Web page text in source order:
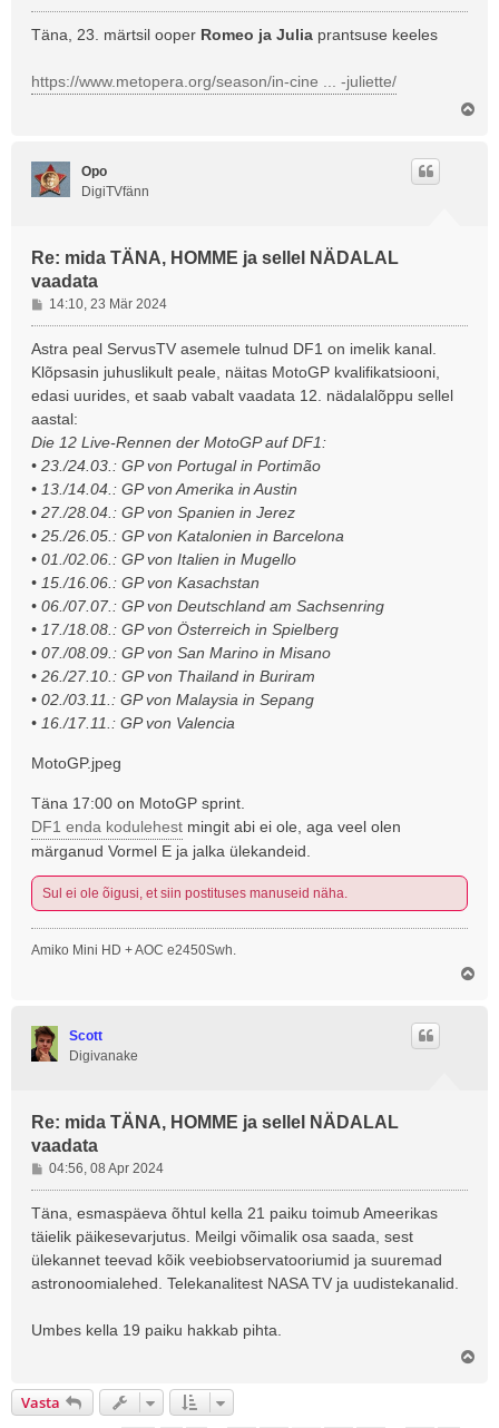
o
s
t
Täna, 23. märtsil ooper Romeo ja Julia prantsuse keeles
https://www.metopera.org/season/in-cine ... -juliette/
Opo
DigiTVfänn
Re: mida TÄNA, HOMME ja sellel NÄDALAL
vaadata
P
o
s
t
t
u
s
14:10, 23 Mär 2024
Astra peal ServusTV asemele tulnud DF1 on imelik kanal.
Klõpsasin juhuslikult peale, näitas MotoGP kvalifikatsiooni,
edasi uurides, et saab vabalt vaadata 12. nädalalõppu sellel
aastal:
Die 12 Live-Rennen der MotoGP auf DF1:
• 23./24.03.: GP von Portugal in Portimão
• 13./14.04.: GP von Amerika in Austin
• 27./28.04.: GP von Spanien in Jerez
• 25./26.05.: GP von Katalonien in Barcelona
• 01./02.06.: GP von Italien in Mugello
• 15./16.06.: GP von Kasachstan
• 06./07.07.: GP von Deutschland am Sachsenring
• 17./18.08.: GP von Österreich in Spielberg
• 07./08.09.: GP von San Marino in Misano
• 26./27.10.: GP von Thailand in Buriram
• 02./03.11.: GP von Malaysia in Sepang
• 16./17.11.: GP von Valencia
MotoGP.jpeg
Täna 17:00 on MotoGP sprint.
DF1 enda kodulehest mingit abi ei ole, aga veel olen
märganud Vormel E ja jalka ülekandeid.
Sul ei ole õigusi, et siin postituses manuseid näha.
Amiko Mini HD + AOC e2450Swh.
Scott
Digivanake
Re: mida TÄNA, HOMME ja sellel NÄDALAL
vaadata
P
o
s
t
t
u
04:56, 08 Apr 2024
Täna, esmaspäeva õhtul kella 21 paiku toimub Ameerikas
täielik päikesevarjutus. Meilgi võimalik osa saada, sest
ülekannet teevad kõik veebiobservatooriumid ja suuremad
astronoomialehed. Telekanalitest NASA TV ja uudistekanalid.
Umbes kella 19 paiku hakkab pihta.
Vasta